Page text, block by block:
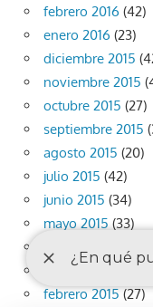
febrero 2016 (42)
enero 2016 (23)
diciembre 2015
noviembre 2015
octubre 2015 (27)
septiembre 2015
agosto 2015 (20)
julio 2015 (42)
junio 2015 (34)
mayo 2015 (33)
marzo 2015
(40)
febrero 2015(27)